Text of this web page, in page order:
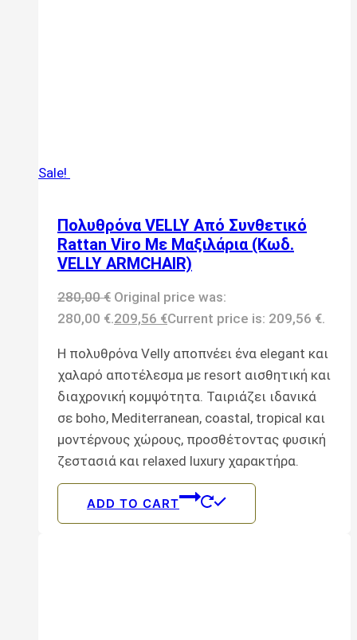
Sale!
Πολυθρόνα VELLY Από Συνθετικό
Rattan Viro Με Μαξιλάρια (Κωδ.
VELLY ARMCHAIR)
280,00€ Original price was:
280,00 €.209,56 €Current price is: 209,56 €.
Η πολυθρόνα Velly αποπνέει ένα elegant και
χαλαρό αποτέλεσμα με resort αισθητική και
διαχρονική κομψότητα. Ταιριάζει ιδανικά
σε boho, Mediterranean, coastal, tropical και
μοντέρνους χώρους, προσθέτοντας φυσική
ζεστασιά και relaxed luxury χαρακτήρα.
ADD TO CART